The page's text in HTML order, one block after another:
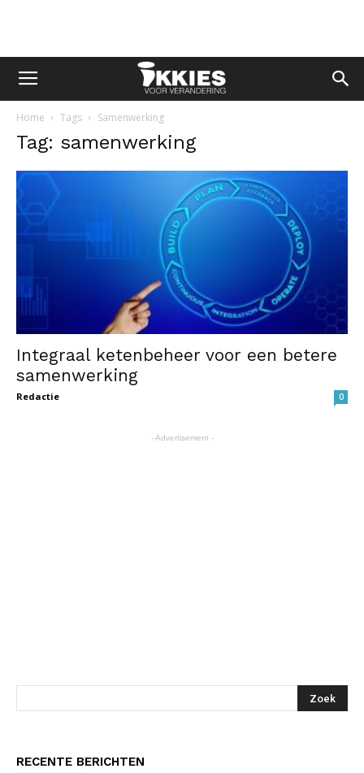
Home Tags Samenwerking
Tag: samenwerking
Integraal ketenbeheer voor een betere
samenwerking
Redactie 0
- Advertisement -
RECENTE BERICHTEN